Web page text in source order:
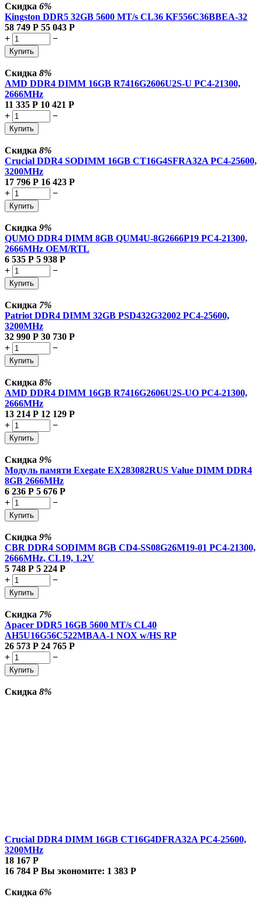
Скидка 6%
Kingston DDR5 32GB 5600 MT/s CL36 KF556C36BBEA-32
58 749 Р 55 043 Р
+
−
Купить
Скидка 8%
AMD DDR4 DIMM 16GB R7416G2606U2S-U PC4-21300,
2666MHz
11 335 Р 10 421 Р
+
−
Купить
Скидка 8%
Crucial DDR4 SODIMM 16GB CT16G4SFRA32A PC4-25600,
3200MHz
17 796 Р 16 423 Р
+
−
Купить
Скидка 9%
QUMO DDR4 DIMM 8GB QUM4U-8G2666P19 PC4-21300,
2666MHz OEM/RTL
6 535 Р 5 938 Р
+
−
Купить
Скидка 7%
Patriot DDR4 DIMM 32GB PSD432G32002 PC4-25600,
3200MHz
32 990 Р 30 730 Р
+
−
Купить
Скидка 8%
AMD DDR4 DIMM 16GB R7416G2606U2S-UO PC4-21300,
2666MHz
13 214 Р 12 129 Р
+
−
Купить
Скидка 9%
Модуль памяти Exegate EX283082RUS Value DIMM DDR4
8GB 2666MHz
6 236 Р 5 676 Р
+
−
Купить
Скидка 9%
CBR DDR4 SODIMM 8GB CD4-SS08G26M19-01 PC4-21300,
2666MHz, CL19, 1.2V
5 748 Р 5 224 Р
+
−
Купить
Скидка 7%
Apacer DDR5 16GB 5600 MT/s CL40
AH5U16G56C522MBAA-1 NOX w/HS RP
26 573 Р 24 765 Р
+
−
Купить
Скидка 8%
Crucial DDR4 DIMM 16GB CT16G4DFRA32A PC4-25600,
3200MHz
18 167 Р
16 784 Р Вы экономите: 1 383 Р
Скидка 6%